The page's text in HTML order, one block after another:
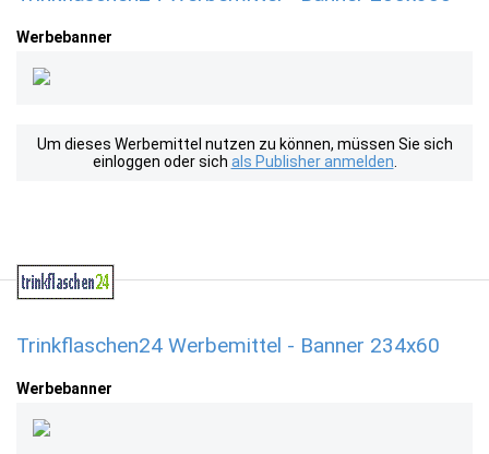
Werbebanner
Um dieses Werbemittel nutzen zu können, müssen Sie sich
einloggen oder sich als Publisher anmelden
Trinkflaschen24 Werbemittel - Banner 234x60
Werbebanner